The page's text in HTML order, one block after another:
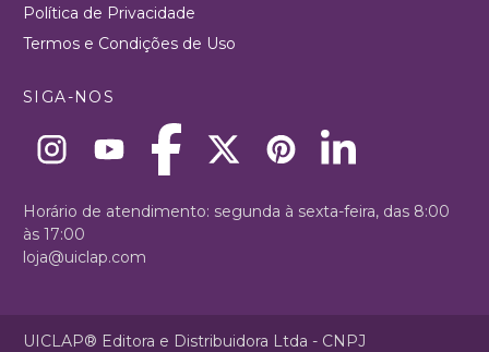
Política de Privacidade
Termos e Condições de Uso
SIGA-NOS
Horário de atendimento: segunda à sexta-feira, das 8:00
às 17:00
loja@uiclap.com
UICLAP® Editora e Distribuidora Ltda - CNPJ